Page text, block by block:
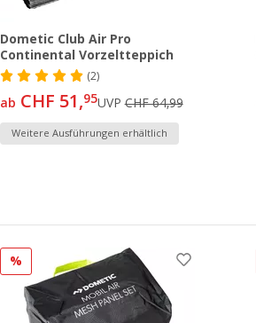
Dometic Club Air Pro
Continental Vorzeltteppich
(2)
ab CHF 51,95UVPCHF 64,99
Weitere Ausführungen erhältlich
%